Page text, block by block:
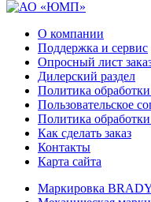
О компании
Поддержка и сервис
Опросный лист
Дилерский раздел
Политика
Пользовательское
Политика
Как сделать заказ
Контакты
Карта сайта
Маркировка